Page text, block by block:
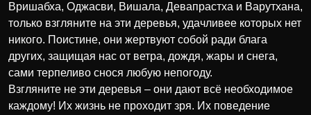
Вришабха, Оджасви, Вишала, Девапрастха и Варутхана,
только взгляните на эти деревья, удачливее которых нет
никого. Поистине, они жертвуют собой ради блага
других, защищая нас от ветра, дождя, жары и снега,
сами терпеливо снося любую непогоду.
Взгляните не эти деревья – они дают всё необходимое
каждому! Их жизнь не проходит зря. Их поведение